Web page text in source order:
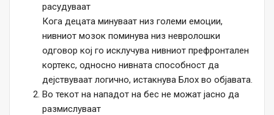
расудуваат
Кога децата минуваат низ големи емоции,
нивниот мозок поминува низ невролошки
одговор кој го исклучува нивниот префронтален
кортекс, односно нивната способност да
дејствуваат логично, истакнува Блох во објавата.
Во текот на нападот на бес не можат јасно да
размислуваат